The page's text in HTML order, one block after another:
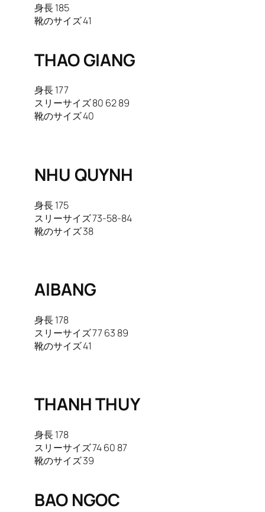
身長 185
靴のサイズ 41
THAO GIANG
身長 177
スリーサイズ 80 62 89
靴のサイズ 40
NHU QUYNH
身長 175
スリーサイズ 73-58-84
靴のサイズ 38
AIBANG
身長 178
スリーサイズ 77 63 89
靴のサイズ 41
THANH THUY
身長 178
スリーサイズ 74 60 87
靴のサイズ 39
BAO NGOC